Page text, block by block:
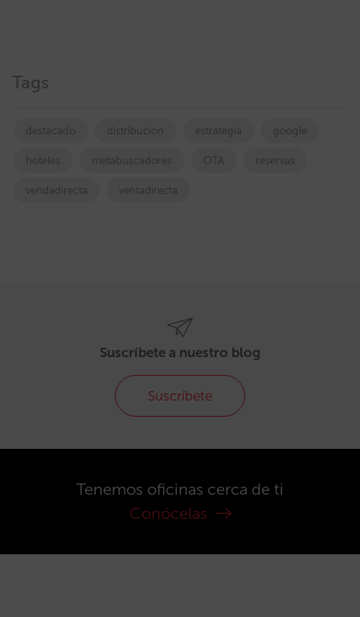
Tags
destacado distribucion estrategia google
hoteles metabuscadores OTA reservas
vendadirecta ventadirecta
Suscríbete a nuestro blog
Suscríbete
Tenemos oficinas cerca de ti
Conócelas